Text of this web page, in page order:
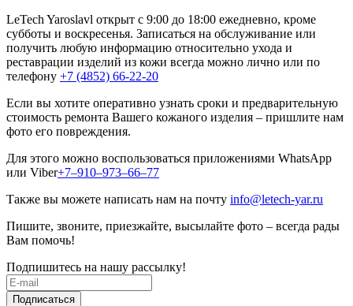
LeTech Yaroslavl открыт с 9:00 до 18:00 ежедневно, кроме
субботы и воскресенья. Записаться на обслуживание или
получить любую информацию относительно ухода и
реставрации изделий из кожи всегда можно лично или по
телефону +7 (4852) 66-22-20
Если вы хотите оперативно узнать сроки и предварительную
стоимость ремонта Вашего кожаного изделия – пришлите нам
фото его повреждения.
Для этого можно воспользоваться приложениями WhatsApp
или Viber+7–910–973–66–77
Также вы можете написать нам на почту info@letech-yar.ru
Пишите, звоните, приезжайте, высылайте фото – всегда рады
Вам помочь!
Подпишитесь на нашу рассылку!
Подписаться